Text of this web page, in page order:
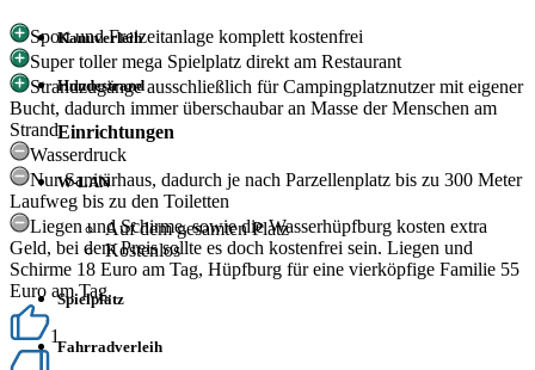
Kanuverleih
Hundestrand
Einrichtungen
W-LAN
Auf dem gesamten Platz
Kostenlos
Spielplatz
Fahrradverleih
Sport und Freizeitanlage komplett kostenfrei
Super toller mega Spielplatz direkt am Restaurant
Strandzugänge ausschließlich für Campingplatznutzer mit eigener
Bucht, dadurch immer überschaubar an Masse der Menschen am
Strand
Wasserdruck
Nur Sanitärhaus, dadurch je nach Parzellenplatz bis zu 300 Meter
Laufweg bis zu den Toiletten
Liegen und Schirme, sowie die Wasserhüpfburg kosten extra
Geld, bei dem Preis sollte es doch kostenfrei sein. Liegen und
Schirme 18 Euro am Tag, Hüpfburg für eine vierköpfige Familie 55
Euro am Tag.
1